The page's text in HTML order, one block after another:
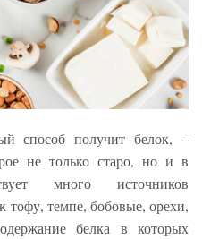
способ получит белок, –
не только старо, но и в
много источников
тофу, темпе, бобовые, орехи,
белка в которых